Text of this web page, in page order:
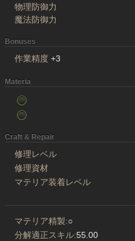
物理防御力
魔法防御力
Bonuses
作業精度 +3
Materia
Craft & Repair
修理レベル
修理資材
マテリア装着レベル
マテリア精製:○
分解適正スキル:55.00